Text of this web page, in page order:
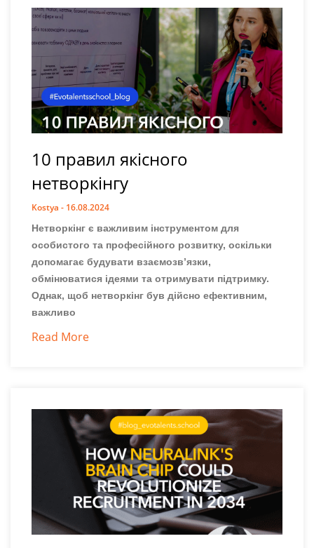
10 правил якісного
нетворкінгу
Kostya 16.08.2024
Нетворкінг є важливим інструментом для
особистого та професійного розвитку, оскільки
допомагає будувати взаємозв’язки,
обмінюватися ідеями та отримувати підтримку.
Однак, щоб нетворкінг був дійсно ефективним,
важливо
Read More